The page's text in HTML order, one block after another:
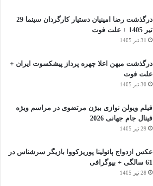
درگذشت رضا امینیان دستیار کارگردان سینما 29
تیر 1405 + علت فوت
31 تیر 1405
درگذشت میهن اعلا چهره پرداز پیشکسوت ایران +
علت فوت
30 تیر 1405
فیلم ویولن نوازی بیژن مرتضوی در مراسم ویژه
فینال جام جهانی 2026
29 تیر 1405
عکس ازدواج پائولینا پوریزکووا بازیگر سرشناس در
61 سالگی + بیوگرافی
28 تیر 1405